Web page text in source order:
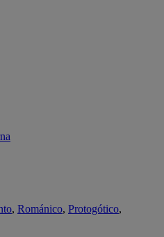
, Románico, Protogótico,